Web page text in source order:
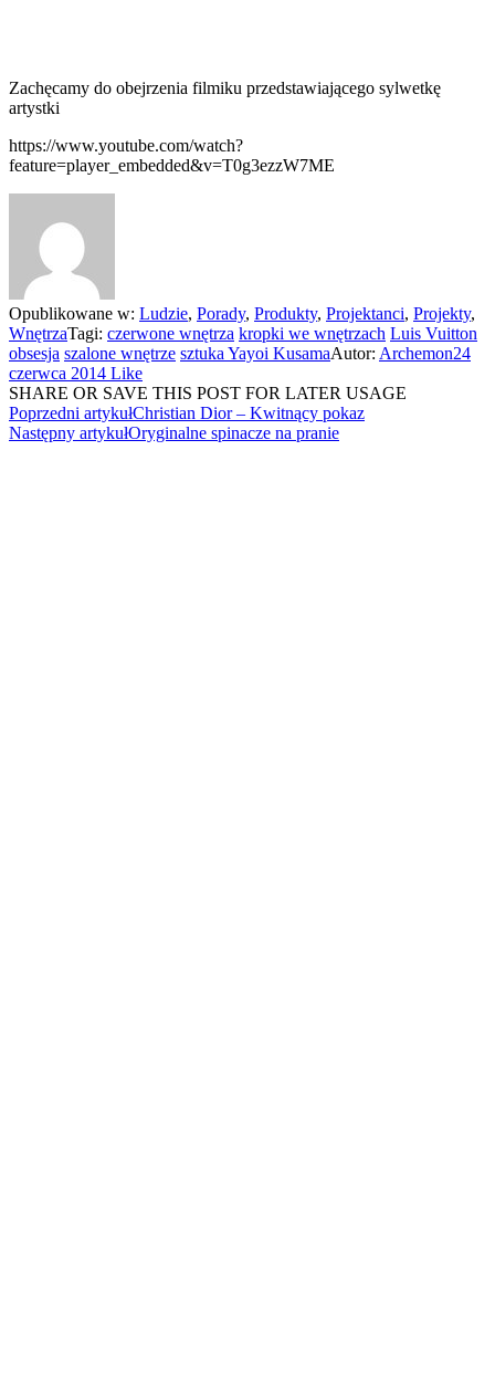
Zachęcamy do obejrzenia filmiku przedstawiającego sylwetkę
artystki
https://www.youtube.com/watch?
feature=player_embedded&v=T0g3ezzW7ME
Opublikowane w: Ludzie, Porady, Produkty, Projektanci, Projekty,
WnętrzaTagi: czerwone wnętrza kropki we wnętrzach Luis Vuitton
obsesja szalone wnętrze sztuka Yayoi KusamaAutor: Archemon24
czerwca 2014 Like
SHARE OR SAVE THIS POST FOR LATER USAGE
Poprzedni artykułChristian Dior – Kwitnący pokaz
Następny artykułOryginalne spinacze na pranie